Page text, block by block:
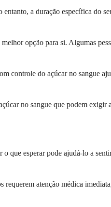
a duração específica do
opção para si. Algumas
controle do açúcar no sangue
no sangue que podem exigir
que esperar pode ajudá-lo a
atenção médica